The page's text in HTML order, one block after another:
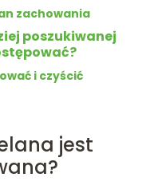
zachowania
poszukiwanej
i czyścić
jest